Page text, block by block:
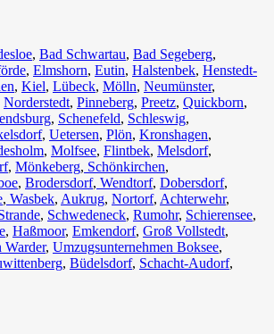
, Bad Schwartau, Bad Segeberg,
, Elmshorn, Eutin, Halstenbek, Henstedt-
, Kiel, Lübeck, Mölln, Neumünster,
Norderstedt, Pinneberg, Preetz, Quickborn,
, Schenefeld, Schleswig,
, Uetersen, Plön, Kronshagen,
, Molfsee, Flintbek, Melsdorf,
, Mönkeberg, Schönkirchen,
, Brodersdorf, Wendtorf, Dobersdorf,
, Wasbek, Aukrug, Nortorf, Achterwehr,
, Schwedeneck, Rumohr, Schierensee,
, Haßmoor, Emkendorf, Groß Vollstedt,
Warder, Umzugsunternehmen Boksee,
, Büdelsdorf, Schacht-Audorf,